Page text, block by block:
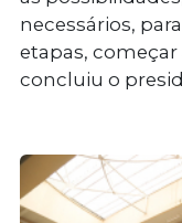
necessários,
etapas,
concluiu o